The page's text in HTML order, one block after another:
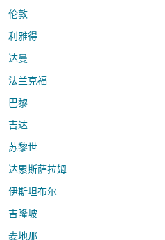
伦敦
利雅得
达曼
法兰克福
巴黎
吉达
苏黎世
达累斯萨拉姆
伊斯坦布尔
吉隆坡
麦地那